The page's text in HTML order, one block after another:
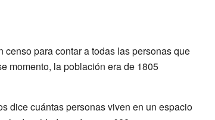
censo para contar a todas las personas que
momento, la población era de 1805
dice cuántas personas viven en un espacio